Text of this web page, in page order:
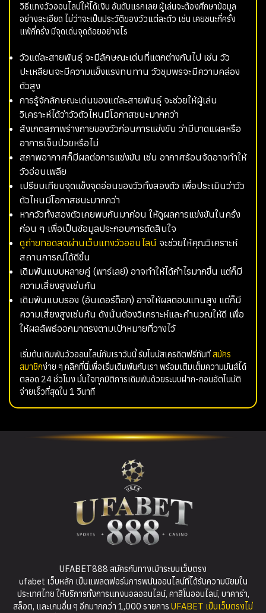
วิธีแทงวัวออนไลน์ให้ได้เงิน อันดับแรกเลย ผู้เล่นจะต้องศึกษาข้อมูล
อย่างละเอียด ไม่ว่าจะเป็นประวัติของวัวแต่ละตัว เช่น เคยชนะกี่ครั้ง
แพ้กี่ครั้ง มีจุดเด่นจุดด้อยอย่างไร
วัวแต่ละสายพันธุ์ จะมีลักษณะเด่นที่แตกต่างกันไป เช่น วัว
ปะเหลียนจะมีความแข็งแรงทนทาน วัวชุมพรจะมีความคล่อง
ตัวสูง
การรู้จักลักษณะเด่นของแต่ละสายพันธุ์ จะช่วยให้ผู้เล่น
วิเคราะห์ได้ว่าวัวตัวไหนมีโอกาสชนะมากกว่า
สังเกตสภาพร่างกายของวัวก่อนการแข่งขัน ว่ามีบาดแผลหรือ
อาการเจ็บป่วยหรือไม่
สภาพอากาศก็มีผลต่อการแข่งขัน เช่น อากาศร้อนจัดอาจทำให้
วัวอ่อนเพลีย
เปรียบเทียบจุดแข็งจุดอ่อนของวัวทั้งสองตัว เพื่อประเมินว่าวัว
ตัวไหนมีโอกาสชนะมากกว่า
หากวัวทั้งสองตัวเคยพบกันมาก่อน ให้ดูผลการแข่งขันในครั้ง
ก่อน ๆ เพื่อเป็นข้อมูลประกอบการตัดสินใจ
ดูถ่ายทอดสดผ่านเว็บแทงวัวออนไลน์ จะช่วยให้คุณวิเคราะห์
สถานการณ์ได้ดีขึ้น
เดิมพันแบบหลายคู่ (พาร์เลย์) อาจทำให้ได้กำไรมากขึ้น แต่ก็มี
ความเสี่ยงสูงเช่นกัน
เดิมพันแบบรอง (อันเดอร์ด็อก) อาจให้ผลตอบแทนสูง แต่ก็มี
ความเสี่ยงสูงเช่นกัน ดังนั้นต้องวิเคราะห์และคำนวณให้ดี เพื่อ
ให้ผลลัพธ์ออกมาตรงตามเป้าหมายที่วางไว้
เริ่มต้นเดิมพันวัวออนไลน์กับเราวันนี้ รับโบนัสเครดิตฟรีทันทีสมัคร
สมาชิกง่าย ๆ คลิกที่นี่เพื่อเริ่มเดิมพันกับเรา พร้อมเติมเต็มความมันส์ได้
ตลอด 24 ชั่วโมง มั่นใจทุกมิติการเดิมพันด้วยระบบฝาก-ถอนอัตโนมัติ
จ่ายเร็วที่สุดใน 1 วินาที
UFABET888 สมัครกับทางเข้าระบบเว็บตรง
ufabet เว็บหลัก เป็นแพลตฟอร์มการพนันออนไลน์ที่ได้รับความนิยมใน
ประเทศไทย ให้บริการทั้งการแทงบอลออนไลน์, คาสิโนออนไลน์, บาคาร่า,
สล็อต, และเกมอื่น ๆ อีกมากกว่า 1,000 รายการ UFABET เป็นเว็บตรงไม่